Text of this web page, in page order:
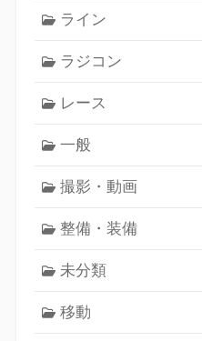
ライン
ラジコン
レース
一般
撮影・動画
整備・装備
未分類
移動